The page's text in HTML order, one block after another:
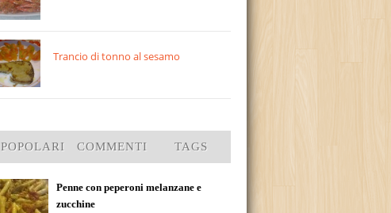
Trancio di tonno al sesamo
POPOLARI COMMENTI TAGS
Penne con peperoni melanzane e
zucchine